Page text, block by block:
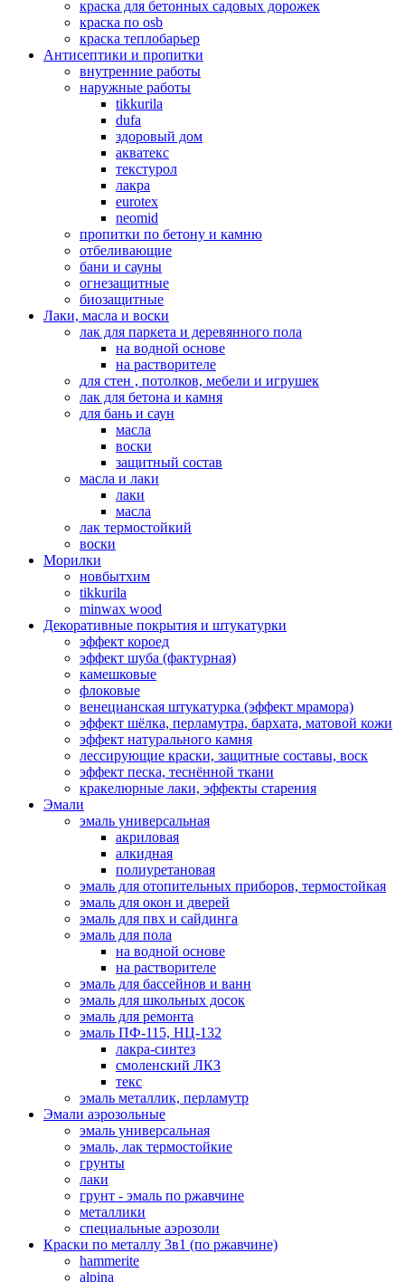
краска для бетонных садовых дорожек
краска по osb
краска теплобарьер
Антисептики и пропитки
внутренние работы
наружные работы
tikkurila
dufa
здоровый дом
акватекс
текстурол
лакра
eurotex
neomid
пропитки по бетону и камню
отбеливающие
бани и сауны
огнезащитные
биозащитные
Лаки, масла и воски
лак для паркета и деревянного пола
на водной основе
на растворителе
для стен , потолков, мебели и игрушек
лак для бетона и камня
для бань и саун
масла
воски
защитный состав
масла и лаки
лаки
масла
лак термостойкий
воски
Морилки
новбытхим
tikkurila
minwax wood
Декоративные покрытия и штукатурки
эффект короед
эффект шуба (фактурная)
камешковые
флоковые
венецианская штукатурка (эффект мрамора)
эффект шёлка, перламутра, бархата, матовой кожи
эффект натурального камня
лессирующие краски, защитные составы, воск
эффект песка, теснённой ткани
кракелюрные лаки, эффекты старения
Эмали
эмаль универсальная
акриловая
алкидная
полиуретановая
эмаль для отопительных приборов, термостойкая
эмаль для окон и дверей
эмаль для пвх и сайдинга
эмаль для пола
на водной основе
на растворителе
эмаль для бассейнов и ванн
эмаль для школьных досок
эмаль для ремонта
эмаль ПФ-115, НЦ-132
лакра-синтез
смоленский ЛКЗ
текс
эмаль металлик, перламутр
Эмали аэрозольные
эмаль универсальная
эмаль, лак термостойкие
грунты
лаки
грунт - эмаль по ржавчине
металлики
специальные аэрозоли
Краски по металлу 3в1 (по ржавчине)
hammerite
alpina